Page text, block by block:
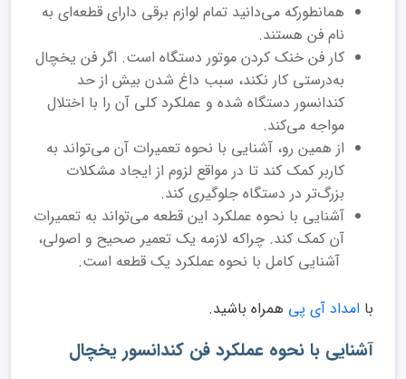
همانطورکه می‌دانید تمام لوازم برقی دارای قطعه‌ای به
نام فن هستند.
کار فن خنک کردن موتور دستگاه است. اگر فن یخچال
به‌درستی کار نکند، سبب داغ شدن بیش از حد
کندانسور دستگاه شده و عملکرد کلی آن را با اختلال
مواجه می‌کند.
از همین رو، آشنایی با نحوه تعمیرات آن می‌تواند به
کاربر کمک کند تا در مواقع لزوم از ایجاد مشکلات
بزرگ‌تر در دستگاه جلوگیری کند.
آشنایی با نحوه عملکرد این قطعه می‌تواند به تعمیرات
آن کمک کند. چراکه لازمه یک تعمیر صحیح و اصولی،
آشنایی کامل با نحوه عملکرد یک قطعه است.
با امداد آی پی همراه باشید.
آشنایی با نحوه عملکرد فن کندانسور یخچال